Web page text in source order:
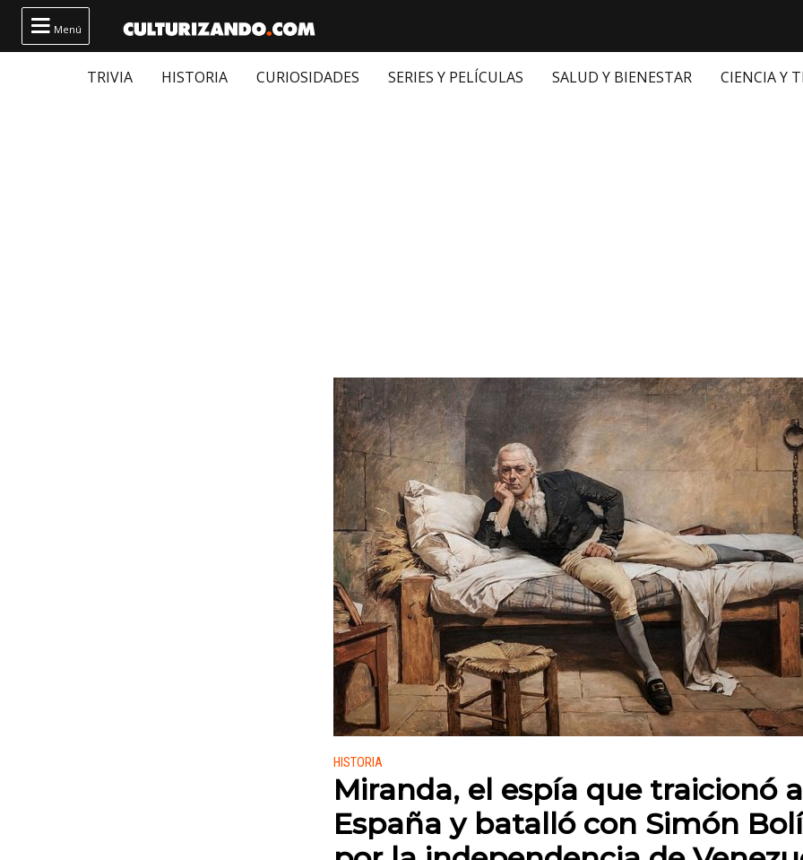
 Menú
TRIVIA HISTORIA CURIOSIDADES SERIES Y PELÍCULAS SALUD Y BIENESTAR CIENCIA Y
Publicado en:
HISTORIA
Miranda, el espía que traicionó a
España y batalló con Simón